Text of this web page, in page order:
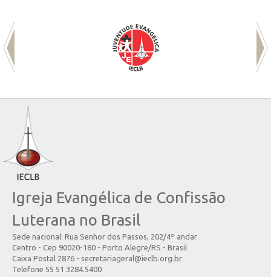
Igreja Evangélica de Confissão
Luterana no Brasil
Sede nacional: Rua Senhor dos Passos, 202/4º andar
Centro - Cep 90020-180 - Porto Alegre/RS - Brasil
Caixa Postal 2876 - secretariageral@ieclb.org.br
Telefone 55 51 3284.5400